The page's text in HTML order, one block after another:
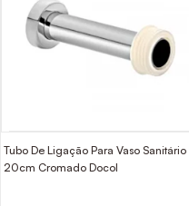
Tubo De Ligação Para Vaso Sanitário
20cm Cromado Docol